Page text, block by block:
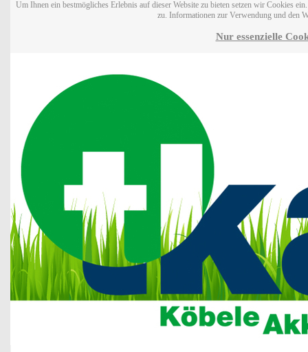
Um Ihnen ein bestmögliches Erlebnis auf dieser Website zu bieten setzen wir Cookies
zu. Informationen zur Verwendung und den
Nur essenzielle